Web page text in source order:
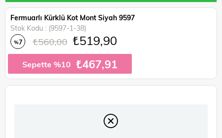
Fermuarlı Kürklü Kot Mont Siyah 9597
Stok Kodu
(9597-1-38)
%7 ₺560,00 ₺519,90
Sepette %10 ₺467,91